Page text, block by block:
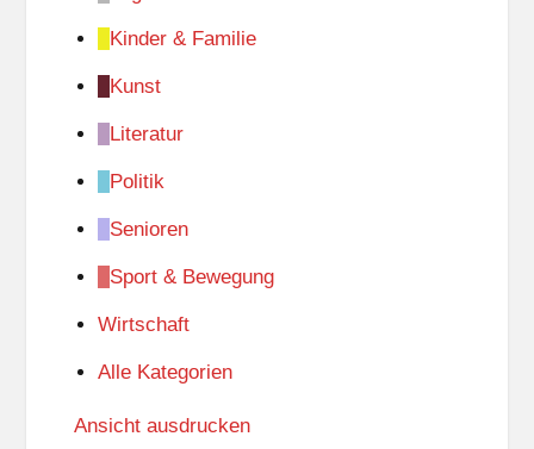
Kinder & Familie
Kunst
Literatur
Politik
Senioren
Sport & Bewegung
Wirtschaft
Alle Kategorien
Ansicht ausdrucken